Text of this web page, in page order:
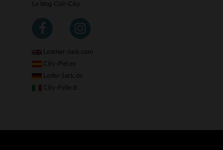
Le blog Cuir-City
Leather-Jack.com
City-Piel.es
Leder-Jack.de
City-Pelle.it